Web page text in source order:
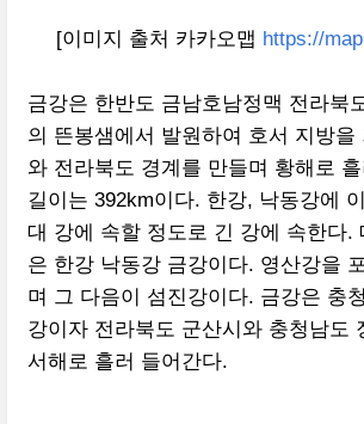
[이미지 출처 카카오맵 https://
금강은 한반도 금남호남정맥 전라북
의 뜬봉샘에서 발원하여 호서 지방을
와 전라북도 경계를 만들며 황해로
길이는 392km이다. 한강, 낙동강에
대 강에 속할 정도로 긴 강에 속한다.
은 한강 낙동강 금강이다. 영산강을
며 그 다음이 섬진강이다. 금강은 충
강이자 전라북도 군산시와 충청남도
서해로 흘러 들어간다.